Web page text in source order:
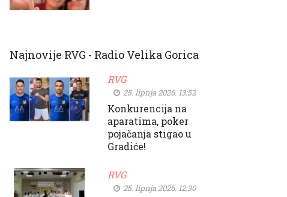
Najnovije RVG - Radio Velika Gorica
RVG
25. lipnja 2026. 13:52
Konkurencija na
aparatima, poker
pojačanja stigao u
Gradiće!
RVG
25. lipnja 2026. 12:30